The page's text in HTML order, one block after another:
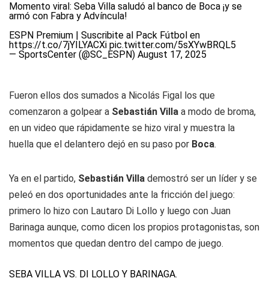
Momento viral: Seba Villa saludó al banco de Boca ¡y se
armó con Fabra y Advíncula!
ESPN Premium | Suscribite al Pack Fútbol en
https://t.co/7jYILYACXi pic.twitter.com/5sXYwBRQL5
— SportsCenter (@SC_ESPN) August 17, 2025
Fueron ellos dos sumados a Nicolás Figal los que
comenzaron a golpear a Sebastián Villa a modo de broma,
en un video que rápidamente se hizo viral y muestra la
huella que el delantero dejó en su paso por Boca.
Ya en el partido, Sebastián Villa demostró ser un líder y se
peleó en dos oportunidades ante la fricción del juego:
primero lo hizo con Lautaro Di Lollo y luego con Juan
Barinaga aunque, como dicen los propios protagonistas, son
momentos que quedan dentro del campo de juego.
SEBA VILLA VS. DI LOLLO Y BARINAGA.